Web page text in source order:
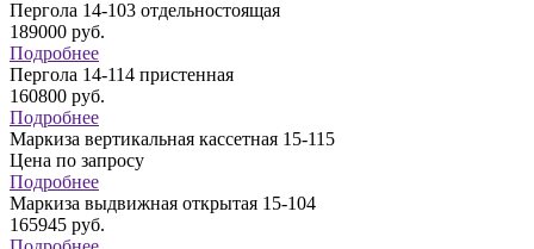
Пергола 14-103 отдельностоящая
189000 руб.
Подробнее
Пергола 14-114 пристенная
160800 руб.
Подробнее
Маркиза вертикальная кассетная 15-115
Цена по запросу
Подробнее
Маркиза выдвижная открытая 15-104
165945 руб.